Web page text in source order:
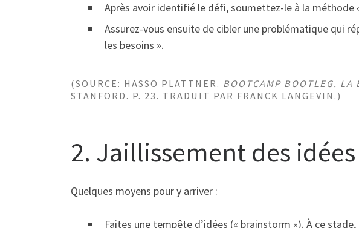
Après avoir identifié le défi, soumettez-le à la méthode
Assurez-vous ensuite de cibler une problématique qui
les besoins ».
(SOURCE: HASSO PLATTNER. BOOTCAMP BOOTLEG.
STANFORD. P. 23. TRADUIT PAR FRANCK LANGEVIN.)
2. Jaillissement des idées
Quelques moyens pour y arriver :
Faites une tempête d’idées (« brainstorm »). À ce